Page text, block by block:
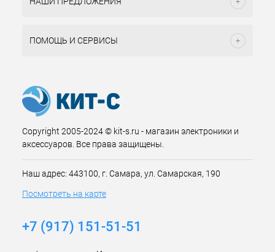
ПОМОЩЬ И СЕРВИСЫ
Copyright 2005-2024 © kit-s.ru - магазин электроники и
аксессуаров. Все права защищены.
Наш адрес: 443100, г. Самара, ул. Самарская, 190
Посмотреть на карте
+7 (917) 151-51-51